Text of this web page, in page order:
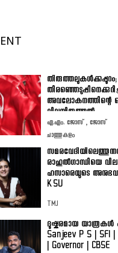
അവലോകനത്തിന്റെ ഒരു
വിലയിരുത്തൽ
എ.എം. ജോസ് , ജോസ്
ചാത്തുകുളം
രാഹുൽഗാന്ധിയെ
ഹസാരെയുടെ അനുഭവം
KSU
TMJ
ദുഷ്കരമായ യാത്രകൾ
Sanjeev P S | SFI |
| Governor | CBSE